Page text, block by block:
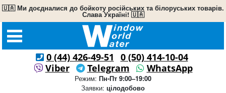
🇺🇦 Ми доєдналися до бойкоту російських та білоруських товарів.
Слава Україні! 🇺🇦
0 (44) 426-49-51
0 (50) 414-10-04
Viber
Telegram WhatsApp
Режим: Пн-Пт 9:00–19:00
Заявки: цілодобово